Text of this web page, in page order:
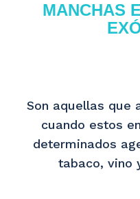
MANCHAS
EX
Son aquellas que
cuando estos
determinados
tabaco, vino